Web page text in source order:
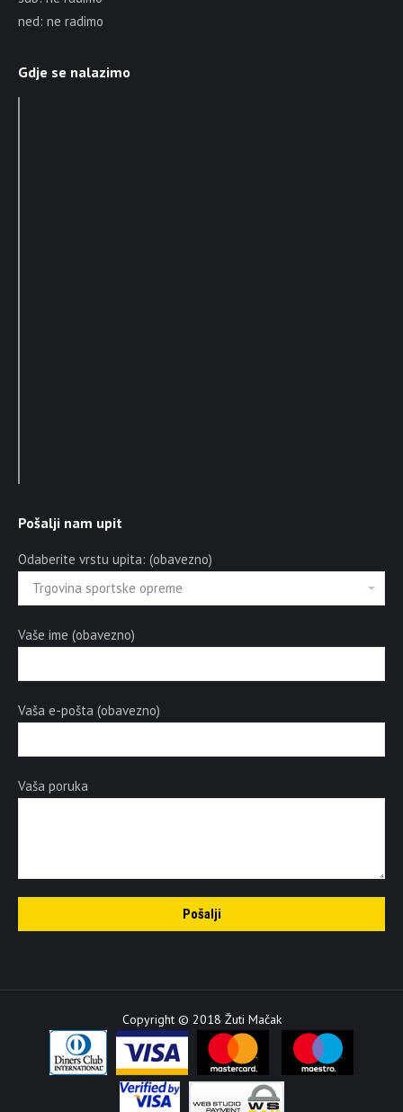
ned: ne radimo
Gdje se nalazimo
Pošalji nam upit
Odaberite vrstu upita: (obavezno)
Vaše ime (obavezno)
Vaša e-pošta (obavezno)
Vaša poruka
Copyright © 2018 Žuti Mačak